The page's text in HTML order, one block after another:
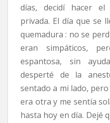
días, decidí hacer
privada. El día que se
quemadura : no se
eran simpáticos,
espantosa, sin
desperté de la
sentado a mi lado,
era otra y me sentía
hasta hoy en día. Dejé